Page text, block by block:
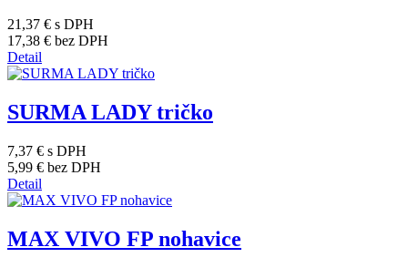
21,37 € s DPH
17,38 € bez DPH
Detail
SURMA LADY tričko
7,37 € s DPH
5,99 € bez DPH
Detail
MAX VIVO FP nohavice